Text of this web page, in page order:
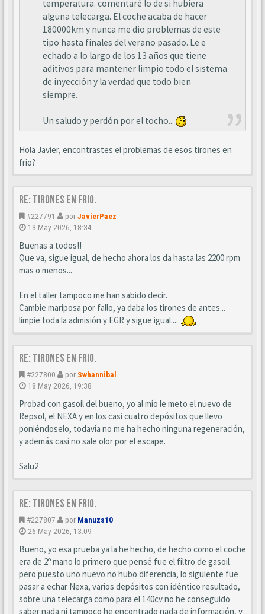
temperatura. comentaré lo de si hubiera
alguna telecarga. El coche acaba de hacer
180000km y nunca me dio problemas de este
tipo hasta finales del verano pasado. Le e
echado a lo largo de los 13 años que tiene
aditivos para mantener limpio todo el sistema
de inyección y la verdad que todo bien
siempre.
Un saludo y perdón por el tocho...
Hola Javier, encontrastes el problemas de esos tirones en
frio?
Re: Tirones en frio.
#227791 porJavierPaez
13 May 2026, 18:34
Buenas a todos!!
Que va, sigue igual, de hecho ahora los da hasta las 2200 rpm
mas o menos...
En el taller tampoco me han sabido decir.
Cambie mariposa por fallo, ya daba los tirones de antes...
limpie toda la admisión y EGR y sigue igual....
Re: Tirones en frio.
#227800 por Swhannibal
18 May 2026, 19:38
Probad con gasoil del bueno, yo al mío le meto el nuevo de
Repsol, el NEXA y en los casi cuatro depósitos que llevo
poniéndoselo, todavía no me ha hecho ninguna regeneración,
y además casi no sale olor por el escape.
Salu2
Re: Tirones en frio.
#227807 por Manuzs10
26 May 2026, 13:09
Bueno, yo esa prueba ya la he hecho, de hecho como el coche
era de 2º mano lo primero que pensé fue el filtro de gasoil
pero puesto uno nuevo no hubo diferencia, lo siguiente fue
pasar a echar Nexa, varios depósitos con idéntico resultado,
sobre una telecarga como para el 140cv no he conseguido
saber nada ni tampoco he encontrado nada de información, y